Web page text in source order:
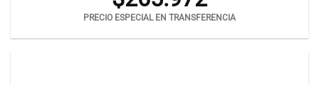
PRECIO ESPECIAL EN TRANSFERENCIA